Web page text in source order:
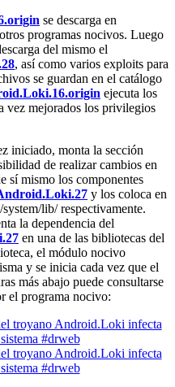
se descarga en
programas nocivos. Luego
del mismo el
, así como varios exploits para
se guardan en el catálogo
ejecuta los
vez mejorados los privilegios
iniciado, monta la sección
de realizar cambios en
sí mismo los componentes
y los coloca en
lib/ respectivamente.
la dependencia del
en una de las bibliotecas del
el módulo nocivo
y se inicia cada vez que el
más abajo puede consultarse
el programa nocivo: